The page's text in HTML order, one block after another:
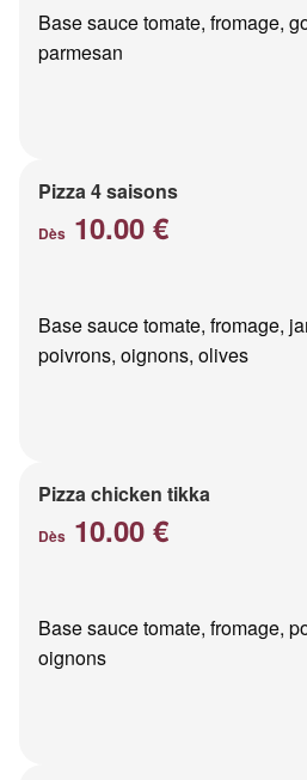
Base sauce tomate, fromage,
parmesan
Pizza 4 saisons
Dès 10.00 €
Base sauce tomate, fromage,
poivrons, oignons, olives
Pizza chicken tikka
Dès 10.00 €
Base sauce tomate, fromage,
oignons